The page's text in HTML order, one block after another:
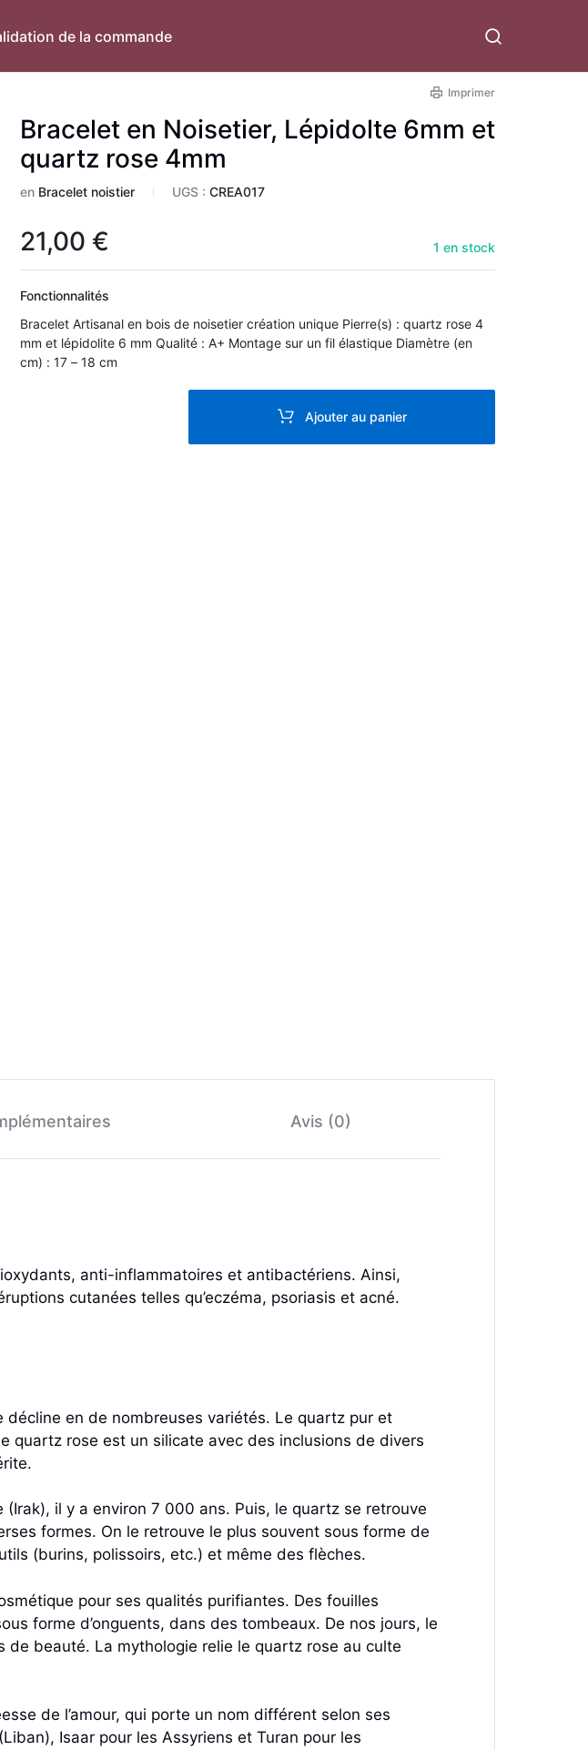
de la commande
Imprimer
Bracelet en Noisetier, Lépidolte 6mm et
quartz rose 4mm
en Bracelet noistier UGS :CREA017
21,00 € 1 en stock
Fonctionnalités
Bracelet Artisanal en bois de noisetier création unique Pierre(s) : quartz rose 4
mm et lépidolite 6 mm Qualité : A+ Montage sur un fil élastique Diamètre (en
Ajouter au panier
Avis (0)
anti-inflammatoires et antibactériens. Ainsi,
cutanées telles qu’eczéma, psoriasis et acné.
en de nombreuses variétés. Le quartz pur et
quartz rose est un silicate avec des inclusions de divers
il y a environ 7 000 ans. Puis, le quartz se retrouve
formes. On le retrouve le plus souvent sous forme de
(burins, polissoirs, etc.) et même des flèches.
pour ses qualités purifiantes. Des fouilles
forme d’onguents, dans des tombeaux. De nos jours, le
beauté. La mythologie relie le quartz rose au culte
de l’amour, qui porte un nom différent selon ses
Isaar pour les Assyriens et Turan pour les